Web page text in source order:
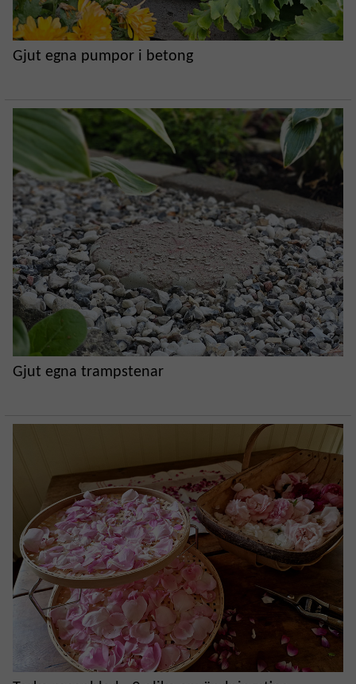
Gjut egna pumpor i betong
Gjut egna trampstenar